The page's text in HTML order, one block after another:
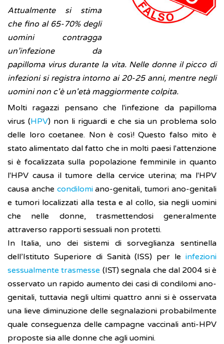
Attualmente si stima
che fino al 65-70% degli
uomini contragga
un’infezione da
papilloma virus durante la vita. Nelle donne il picco di
infezioni si registra intorno ai 20-25 anni, mentre negli
uomini non c'è un'età maggiormente colpita.
Molti ragazzi pensano che l'infezione da papilloma
virus (HPV) non li riguardi e che sia un problema solo
delle loro coetanee. Non è così! Questo falso mito è
stato alimentato dal fatto che in molti paesi l'attenzione
si è focalizzata sulla popolazione femminile in quanto
l'HPV causa il tumore della cervice uterina; ma l'HPV
causa anche condilomiano-genitali, tumori ano-genitali
e tumori localizzati alla testa e al collo, sia negli uomini
che nelle donne, trasmettendosi generalmente
attraverso rapporti sessuali non protetti.
In Italia, uno dei sistemi di sorveglianza sentinella
dell’Istituto Superiore di Sanità (ISS) per le infezioni
sessualmente trasmesse (IST) segnala che dal 2004 si è
osservato un rapido aumento dei casi di condilomi ano-
genitali, tuttavia negli ultimi quattro anni si è osservata
una lieve diminuzione delle segnalazioni probabilmente
quale conseguenza delle campagne vaccinali anti-HPV
proposte sia alle donne che agli uomini.